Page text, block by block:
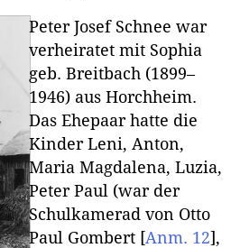
Peter Josef Schnee war
verheiratet mit Sophia
geb. Breitbach (1899–
1946) aus Horchheim.
Das Ehepaar hatte die
Kinder Leni, Anton,
Maria Magdalena, Luzia,
Peter Paul (war der
Schulkamerad von Otto
Paul Gombert [Anm. 12] ,